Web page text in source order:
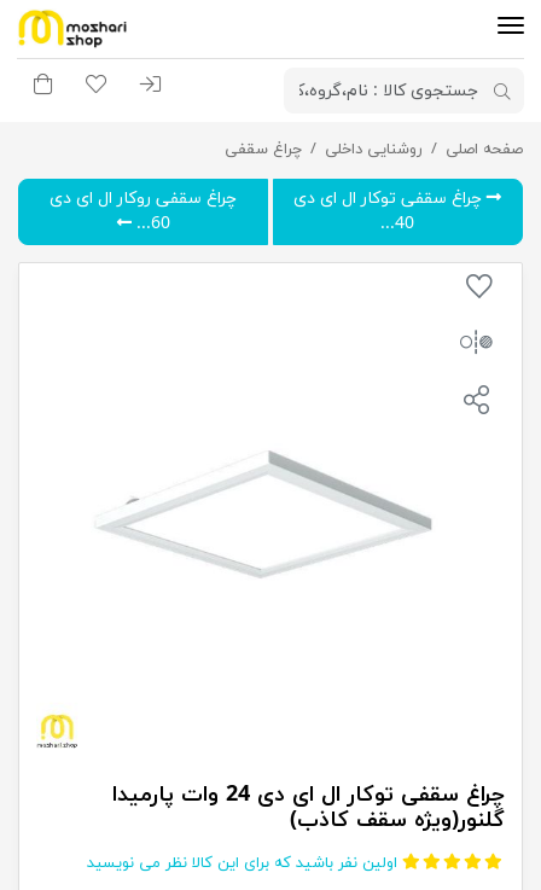
ورود به سیستم
لیست موردسبد
صفحه اصلی روشنایی داخلی چراغ سقفی چراغ سقفی توکار ال ای دی 24 وات پارمیدا گلنور(ویژه سقف کاذب)
چراغ سقفی توکار ال ای دی
40...
چراغ سقفی روکار ال ای دی
60...
چراغ سقفی توکار ال ای دی 24 وات پارمیدا
گلنور(ویژه سقف کاذب)
اولین نفر باشید که برای این کالا نظر می نویسید